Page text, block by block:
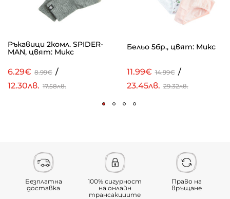
Ръкавици 2комл. SPIDER-
MAN, цвят: Микс
6.29€ 8.99€ /
12.30лв. 17.58лв.
Бельо 5бр., цвят: Микс
11.99€ 14.99€ /
23.45лв. 29.32лв.
Безплатна
доставка
100% сигурност
на онлайн
трансакциите
Право на
връщане